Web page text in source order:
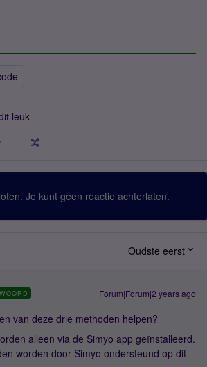
leuk
Je kunt geen reactie achterlaten.
Oudste eerst
Forum|Forum|2 years ago
van deze drie methoden helpen?
alleen via de Simyo app geïnstalleerd.
worden door Simyo ondersteund op dit